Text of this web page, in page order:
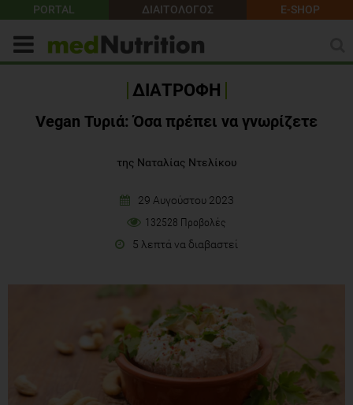
PORTAL ΔΙΑΙΤΟΛΟΓΟΣ E-SHOP
ΔΙΑΤΡΟΦΗ
Vegan Τυριά: Όσα πρέπει να γνωρίζετε
της Ναταλίας Ντελίκου
29 Αυγούστου 2023
132528 Προβολές
5 λεπτά να διαβαστεί